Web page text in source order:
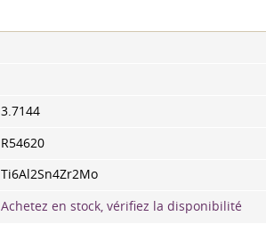
3.7144
R54620
Ti6Al2Sn4Zr2Mo
Achetez en stock, vérifiez la disponibilité